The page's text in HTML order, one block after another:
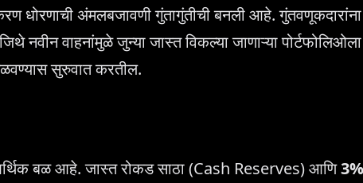
धोरणाची अंमलबजावणी गुंतागुंतीची बनली आहे. गुंतवणूकदारांना
वाहनांमुळे जुन्या जास्त विकल्या जाणाऱ्या पोर्टफोलिओला
सुरुवात करतील.
बळ आहे. जास्त रोकड साठा (Cash Reserves) आणि3%